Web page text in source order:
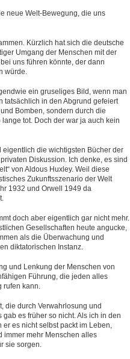
neue Welt-Bewegung, die uns
Kürzlich hat sich die deutsche
Umgang der Menschen mit der
uns führen könnte, der dann
würde.
ein gruseliges Bild, wenn man
tatsächlich in den Abgrund gefeiert
Bomben, sondern durch die
tot. Doch der war ja auch kein
die wichtigsten Bücher der
Diskussion. Ich denke, es sind
von Aldous Huxley. Weil diese
Zukunftsszenario der Welt
1932 und Orwell 1949 da
doch aber eigentlich gar nicht mehr.
Gesellschaften heute angucke,
als die Überwachung und
diktatorischen Instanz.
und Lenkung der Menschen von
Führung, die jeden alles
rufen kann.
die durch Verwahrlosung und
es früher so nicht. Als ich in den
es nicht selbst packt im Leben,
immer mehr Menschen alles
sie sorgen.